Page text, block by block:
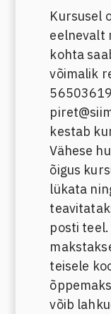
Kursusel
eelnevalt
kohta
võimalik
kestab
Vähese
õigus
lükata
posti
teisele
võib